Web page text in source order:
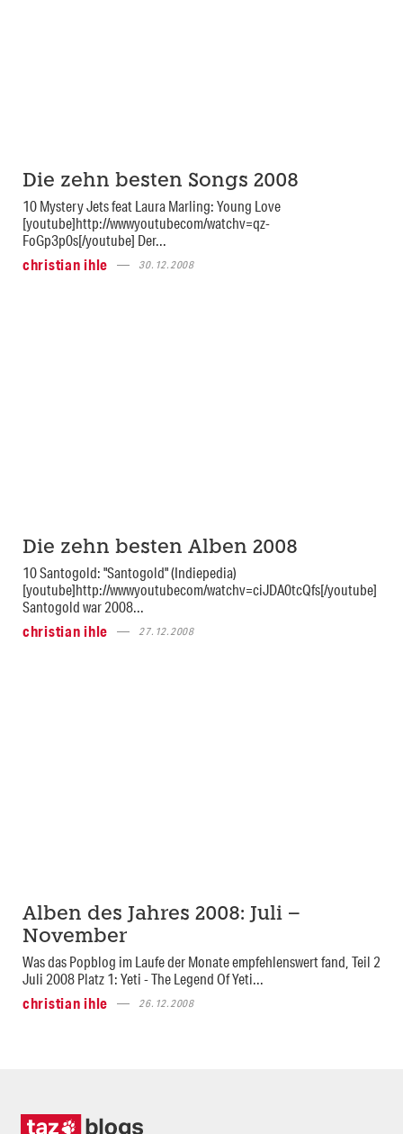
Die zehn besten Songs 2008
10 Mystery Jets feat Laura Marling: Young Love
[youtube]http://wwwyoutubecom/watchv=qz-
FoGp3p0s[/youtube] Der...
christian ihle
30.12.2008
Die zehn besten Alben 2008
10 Santogold: "Santogold" (Indiepedia)
[youtube]http://wwwyoutubecom/watchv=ciJDA0tcQfs[/youtube]
Santogold war 2008...
christian ihle
27.12.2008
Alben des Jahres 2008: Juli –
November
Was das Popblog im Laufe der Monate empfehlenswert fand, Teil 2
Juli 2008 Platz 1: Yeti - The Legend Of Yeti...
christian ihle
26.12.2008